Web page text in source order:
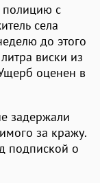
полицию с
села
до этого
виски из
оценен в
задержали
за кражу.
подпиской о